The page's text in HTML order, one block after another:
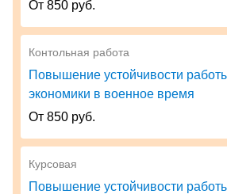
От 850 руб.
Контольная работа
Повышение устойчивости
экономики в военное время
От 850 руб.
Курсовая
Повышение устойчивости